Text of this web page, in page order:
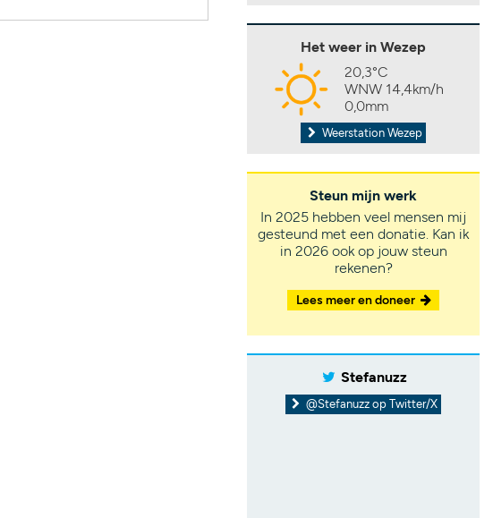
Het weer in Wezep
20,3°C
WNW 14,4km/h
0,0mm
Weerstation Wezep
Steun mijn werk
In 2025 hebben veel mensen mij
gesteund met een donatie. Kan ik
in 2026 ook op jouw steun
rekenen?
Lees meer en doneer
Stefanuzz
@Stefanuzz op Twitter/X